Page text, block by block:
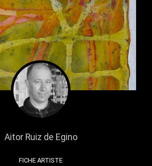
Aitor Ruiz de Egino
FICHE ARTISTE